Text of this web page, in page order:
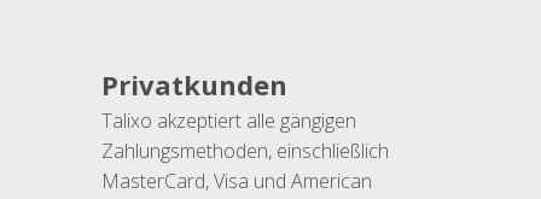
Privatkunden
Talixo akzeptiert alle gängigen
Zahlungsmethoden, einschließlich
MasterCard, Visa und American